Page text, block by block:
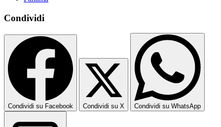
Condividi
Condividi su Facebook Condividi su X Condividi su WhatsApp